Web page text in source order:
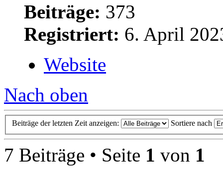
Beiträge: 373
Registriert: 6. April
Website
Nach oben
Beiträge der letzten Zeit anzeigen: Sortiere nach
7 Beiträge • Seite 1 von 1